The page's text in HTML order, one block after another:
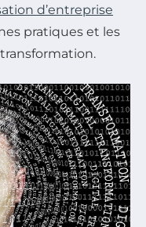
d’entreprise
pratiques et les